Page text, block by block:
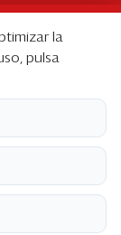
la
pulsa